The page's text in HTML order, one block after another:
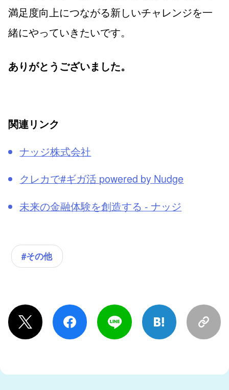
満足度向上につながる新しいチャレンジを一
緒にやっていきたいです。
ありがとうございました。
関連リンク
ナッジ株式会社
クレカで#ギガ活 powered by Nudge
未来の金融体験を創造する - ナッジ
#その他